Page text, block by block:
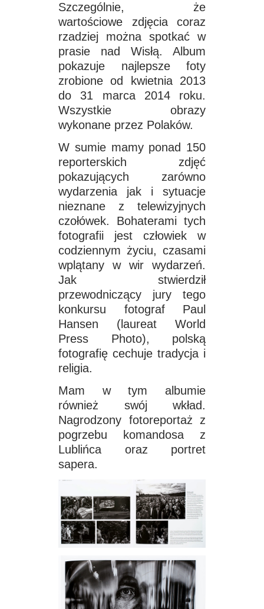
Szczególnie, że
wartościowe zdjęcia coraz
rzadziej można spotkać w
prasie nad Wisłą. Album
pokazuje najlepsze foty
zrobione od kwietnia 2013
do 31 marca 2014 roku.
Wszystkie obrazy
wykonane przez Polaków.
W sumie mamy ponad 150
reporterskich zdjęć
pokazujących zarówno
wydarzenia jak i sytuacje
nieznane z telewizyjnych
czołówek. Bohaterami tych
fotografii jest człowiek w
codziennym życiu, czasami
wplątany w wir wydarzeń.
Jak stwierdził
przewodniczący jury tego
konkursu fotograf Paul
Hansen (laureat World
Press Photo), polską
fotografię cechuje tradycja i
religia.
Mam w tym albumie
również swój wkład.
Nagrodzony fotoreportaż z
pogrzebu komandosa z
Lublińca oraz portret
sapera.